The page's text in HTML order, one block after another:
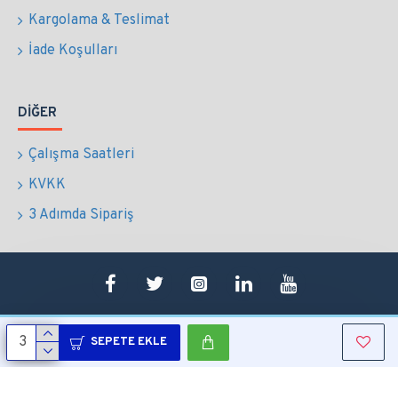
SEPETE EKLE
Kargolama & Teslimat
İade Koşulları
DIĞER
Çalışma Saatleri
KVKK
3 Adımda Sipariş
Sepetim 0507 724 65 90 Whatsapp Konum